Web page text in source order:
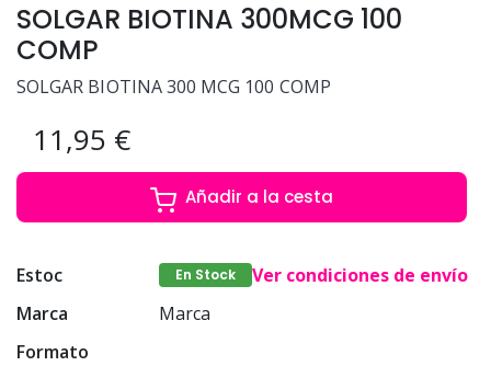
SOLGAR BIOTINA 300MCG 100
COMP
SOLGAR BIOTINA 300 MCG 100 COMP
11,95 €
Añadir a la cesta
Estoc En Stock
Ver condiciones de envío
Marca
Marca
Formato